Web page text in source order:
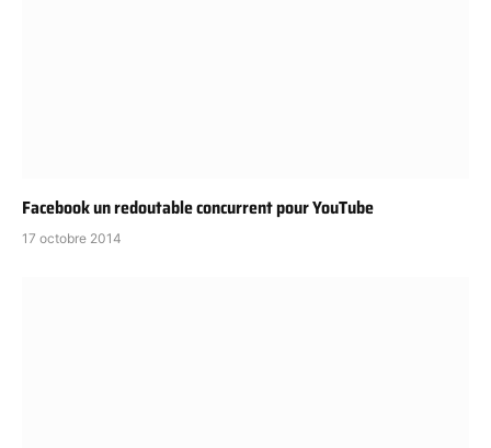
Facebook un redoutable concurrent pour YouTube
17 octobre 2014